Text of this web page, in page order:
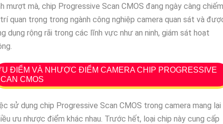
mượt mà, chip Progressive Scan CMOS đang ngày càng chiếm
quan trọng trong ngành công nghiệp camera quan sát và
dụng rộng rãi trong các lĩnh vực như an ninh, giám sát hoạt
ĐIỂM VÀ NHƯỢC ĐIỂM CAMERA CHIP PROGRESSIVE
CMOS
sử dụng chip Progressive Scan CMOS trong camera mang lại
ưu nhược điểm khác nhau. Trước hết, loại chip này cung cấp